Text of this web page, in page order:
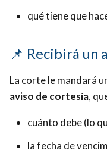
qué tiene que
📌 Recibirá un
La corte le mandará
aviso de cortesía,
cuánto debe (lo
la fecha de